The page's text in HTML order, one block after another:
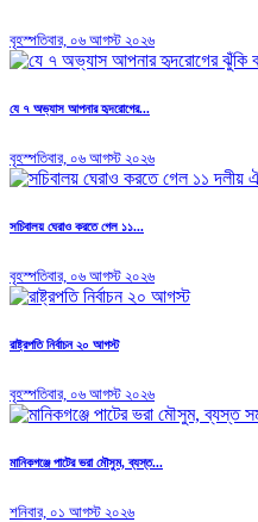
বৃহস্পতিবার, ০৬ আগস্ট ২০২৬
যে ৭ অভ্যাস আপনার হৃদরোগের...
বৃহস্পতিবার, ০৬ আগস্ট ২০২৬
সচিবালয় ঘেরাও করতে গেল ১১...
বৃহস্পতিবার, ০৬ আগস্ট ২০২৬
রাষ্ট্রপতি নির্বাচন ২০ আগস্ট
বৃহস্পতিবার, ০৬ আগস্ট ২০২৬
মানিকগঞ্জে পাটের ভরা মৌসুম, ব্যস্ত...
শনিবার, ০১ আগস্ট ২০২৬